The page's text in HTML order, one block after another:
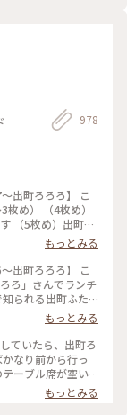
一緒 #京都
978
町ろろろ】 こ
4枚め）
座
ばんざい #こと
もっとみる
町ろろろ】 こ
ろ」さんでランチ
こら辺り
。どこか懐かしく
日のメニュー案
ま
次の投稿に。 #
歩 #懐かしくて
もっとみる
ていたら、出町ろ
なり前から行っ
ーブル席が空い
。 壬生菜や九条
きにザクザクのか
もっとみる